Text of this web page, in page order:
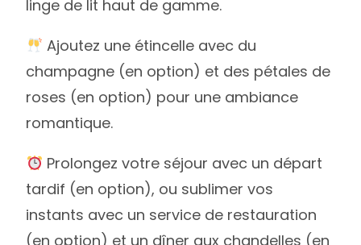
linge de lit haut de gamme.
Ajoutez une étincelle avec du
champagne (en option) et des pétales de
roses (en option) pour une ambiance
romantique.
Prolongez votre séjour avec un départ
tardif (en option), ou sublimer vos
instants avec un service de restauration
(en option) et un dîner aux chandelles (en